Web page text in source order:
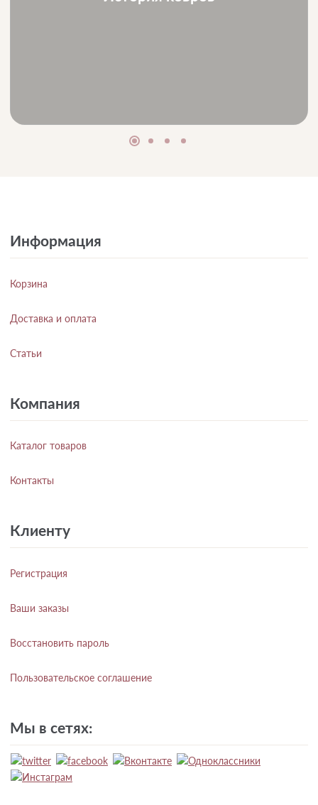
Информация
Корзина
Доставка и оплата
Статьи
Компания
Каталог товаров
Контакты
Клиенту
Регистрация
Ваши заказы
Восстановить пароль
Пользовательское соглашение
Мы в сетях: